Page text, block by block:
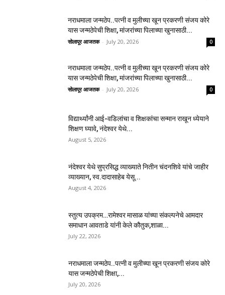
नराधमाला जन्मठेप..पत्नी व मुलीच्या खून प्रकरणी संजय कोरे
यास जन्मठेपेची शिक्षा, मांजरांच्या पिलाच्या खुनासाठी...
सोलापूर आजतक - July 20, 2026 0
नराधमाला जन्मठेप..पत्नी व मुलीच्या खून प्रकरणी संजय कोरे
यास जन्मठेपेची शिक्षा, मांजरांच्या पिलाच्या खुनासाठी...
सोलापूर आजतक - July 20, 2026 0
विद्यार्थ्यांनी आई-वडिलांचा व शिक्षकांचा सन्मान राखून ध्येयाने
शिक्षण घ्यावे, नंदेश्वर येथे...
August 5, 2026
नंदेश्वर येथे सुप्रसिद्ध व्याख्याते नितीन चंदनशिवे यांचे जाहीर
व्याख्यान, स्व.दादासाहेब येसू...
August 4, 2026
स्तुत्य उपक्रम…रामेश्वर मासाळ यांच्या संकल्पनेचे आमदार
समाधान आवताडे यांनी केले कौतुक,शाळा...
July 22, 2026
नराधमाला जन्मठेप..पत्नी व मुलीच्या खून प्रकरणी संजय कोरे
यास जन्मठेपेची शिक्षा,...
July 20, 2026